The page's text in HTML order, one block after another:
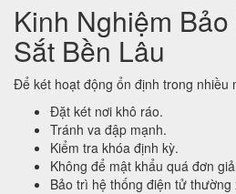
Kinh Nghiệm
Sắt Bền Lâu
Để két hoạt động ổn định trong nhiều
Đặt két nơi khô ráo.
Tránh va đập mạnh.
Kiểm tra khóa định kỳ.
Không để mật khẩu quá đơn
Bảo trì hệ thống điện tử thường